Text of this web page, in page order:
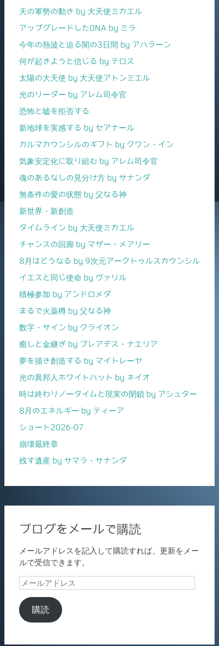
天の軍勢の動き by 大天使ミカエル
アップグレードしたDNA by ミラ
今年の熱波と迫る闇の3日間 by アハラーン
何が起きようと信じる by テロス
太陽の大天使 by 大天使アトンミエル
光のリーダー by アレム司令官
恐怖と嘘を拒否する
新地球を実感する by セアナール
カルマカウンシルのギフト by クワン・イン
気象安定化に取り組む by アレム司令官
魂のあるなしの見分け方 by サナンダ
無条件の愛の状態 by 父なる神
新世界・新創造
タイムライン by 大天使ミカエル
チャンスの回廊 by マザー・メアリー
8月はどうなる by 9次元アークトゥルスカウンシル
イエスと同じ使命 by ヴァリル
積極参加 by アンドロメダ
まるで火薬樽 by 父なる神
数字・サイン by クライオン
癒しと金継ぎ by プレアデス・ナエリア
夢を描き創造する by マイトレーヤ
光の異邦人ホワイトハット by ネイオ
時は終わりノータイムと現実の閉鎖 by アシュター
8月のエネルギー by ティーア
ショート2026-07
崩壊最終章
残す遺産 by サマラ・サナンダ
ブログをメールで購読
メールアドレスを記入して購読すれば、更新をメー
ルで受信できます。
メ
ル
ア
購読